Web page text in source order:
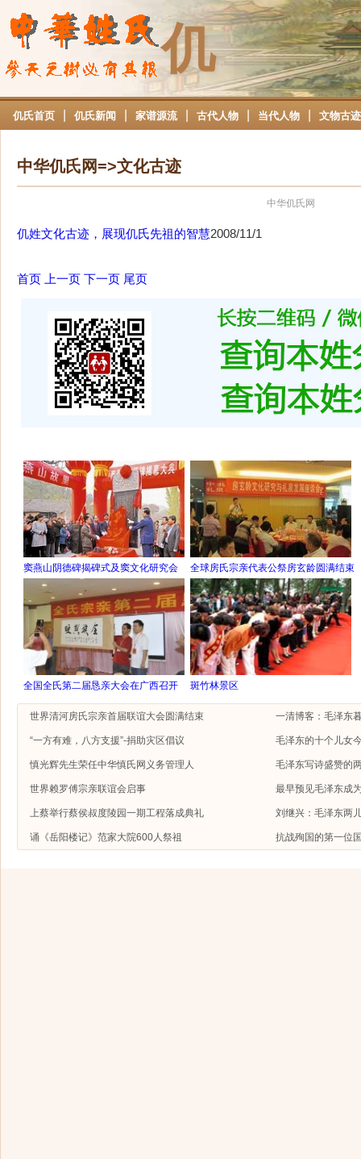
仉
仉氏首页 仉氏新闻 家谱源流 古代人物 当代人物 文物古迹
中华仉氏网=>文化古迹
中华仉氏网
仉姓文化古迹，展现仉氏先祖的智慧2008/11/1
首页 上一页 下一页 尾页
窦燕山阴德碑揭碑式及窦文化研究会 全球房氏宗亲代表公祭房玄龄圆满结束
全国全氏第二届恳亲大会在广西召开 斑竹林景区
世界清河房氏宗亲首届联谊大会圆满结束 一清博客：毛泽东
“一方有难，八方支援”-捐助灾区倡议 毛泽东的十个儿女
慎光辉先生荣任中华慎氏网义务管理人 毛泽东写诗盛赞的
世界赖罗傅宗亲联谊会启事 最早预见毛泽东成
上蔡举行蔡侯叔度陵园一期工程落成典礼 刘继兴：毛泽东两
诵《岳阳楼记》范家大院600人祭祖 抗战殉国的第一位